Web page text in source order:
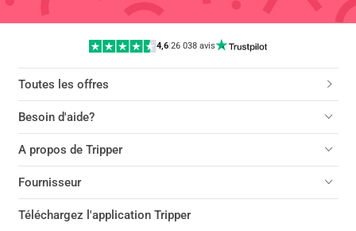
4,6 |26 038 avis
Toutes les offres
Besoin d'aide?
A propos de Tripper
Fournisseur
Téléchargez l'application Tripper